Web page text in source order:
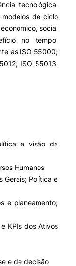
tecnológica.
de ciclo
social
no tempo.
as ISO 55000;
ISO 55013,
e visão da
Humanos
Gerais; Política e
e planeamento;
KPIs dos Ativos
e de decisão